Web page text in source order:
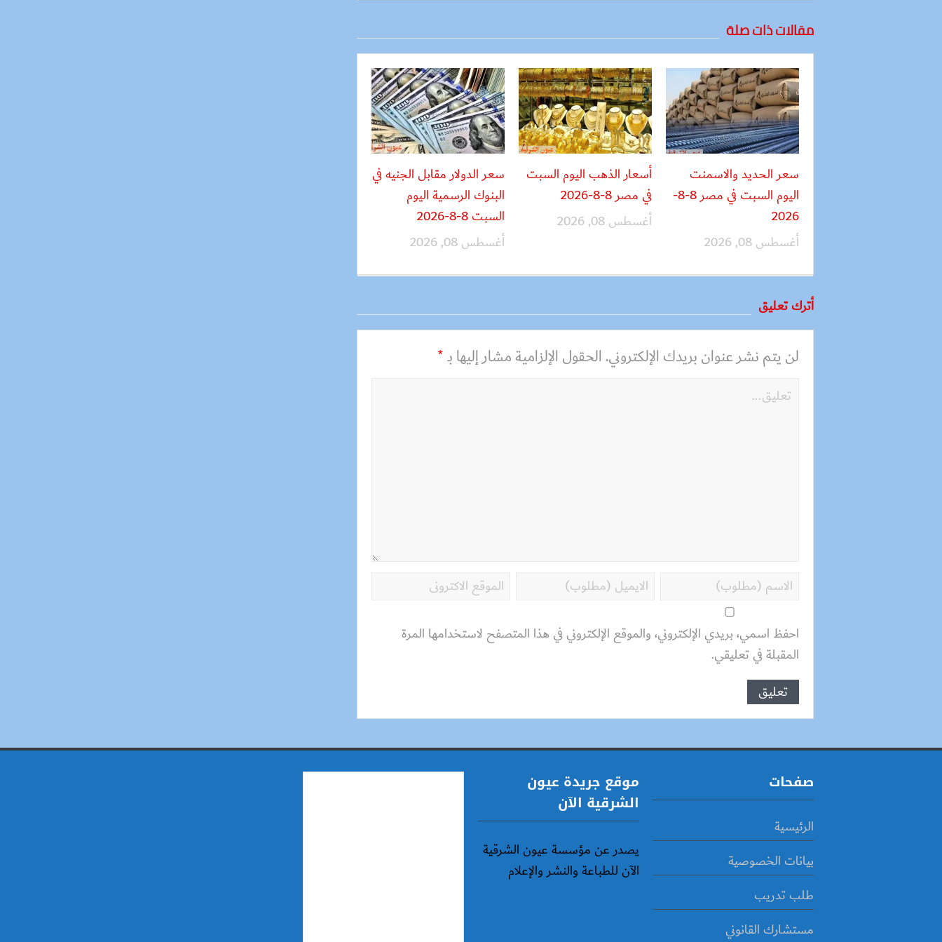
مقالات ذات صلة
سعر الحديد والاسمنت
اليوم السبت في مصر 8-8-
2026
أغسطس 08, 2026
أسعار الذهب اليوم السبت
في مصر 8-8-2026
أغسطس 08, 2026
سعر الدولار مقابل الجنيه في
البنوك الرسمية اليوم
السبت 8-8-2026
أغسطس 08, 2026
أترك تعليق
لن يتم نشر عنوان بريدك الإلكتروني.الحقول الإلزامية مشار إليها بـ*
احفظ اسمي، بريدي الإلكتروني، والموقع الإلكتروني في هذا المتصفح لاستخدامها المرة
المقبلة في تعليقي.
صفحات
الرئيسية
بيانات الخصوصية
طلب تدريب
مستشارك القانوني
موقع جريدة عيون
الشرقية الآن
يصدر عن مؤسسة عيون الشرقية
الآن للطباعة والنشر والإعلام